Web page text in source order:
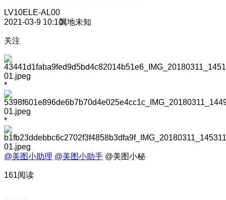
LV10ELE-AL00
2021-03-9 10:10属地未知
关注
*
*
@美图小助理 @美图小助手 @美图小秘
161阅读